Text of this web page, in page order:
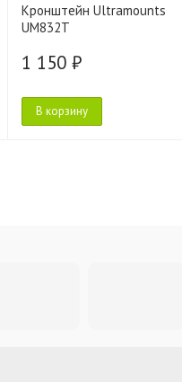
Кронштейн Ultramounts
UM832T
1 150 ₽
В корзину